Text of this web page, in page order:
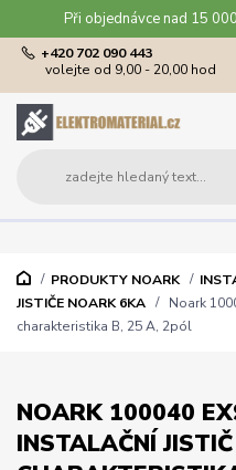
Při objednávce nad 15
+420 702 090 443
volejte od 9,00 - 20,00 hod
PRODUKTY NOARK
JISTIČE NOARK 6KA
Noark
charakteristika B, 25 A, 2pól
NOARK 100040
INSTALAČNÍ